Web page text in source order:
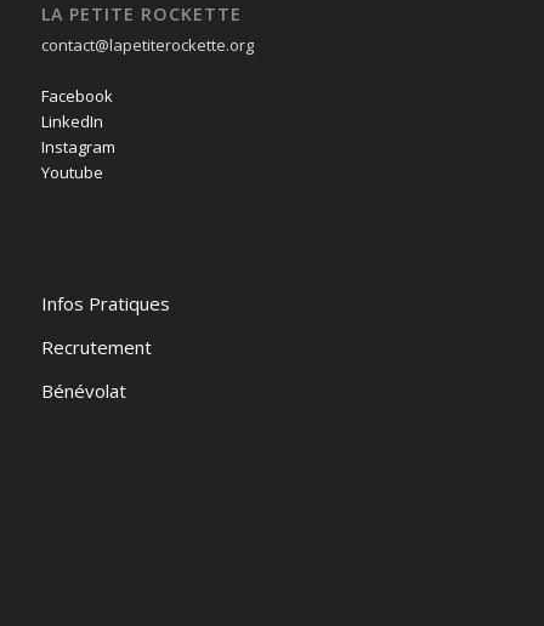
LA PETITE ROCKETTE
contact@lapetiterockette.org
Facebook
LinkedIn
Instagram
Youtube
Infos Pratiques
Recrutement
Bénévolat